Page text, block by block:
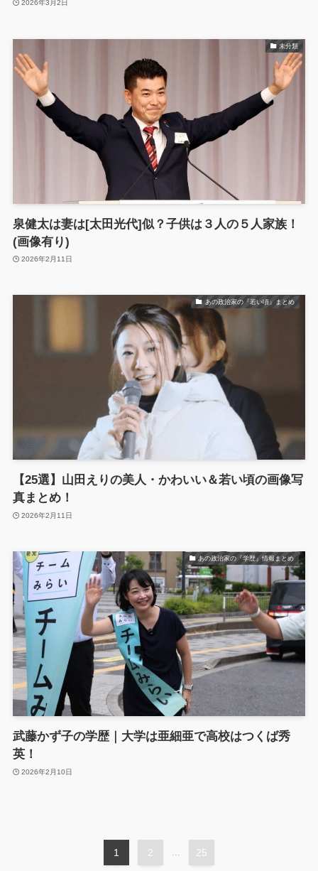
2026年3月2日
未分類
泉健太は妻は[太田光代]似？子供は３人の５人家族！
(画像有り)
2026年2月11日
あの政治家の『若い頃』まとめ
【25選】山田えりの美人・かわいい＆若い頃の画像写
真まとめ！
2026年2月11日
あの政治家の『学歴』情報まとめ
武藤かず子の学歴｜大学は亜細亜で高校はつくば秀
英！
2026年2月10日
1 2 ... 25